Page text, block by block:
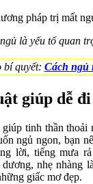
là yếu tố quan
quyết: Cách ngủ
giúp dễ
tinh thần thoải
ngủ ngon, bạn
lời, tiếng mưa
nhẹ nhàng
giấc mơ đẹp.